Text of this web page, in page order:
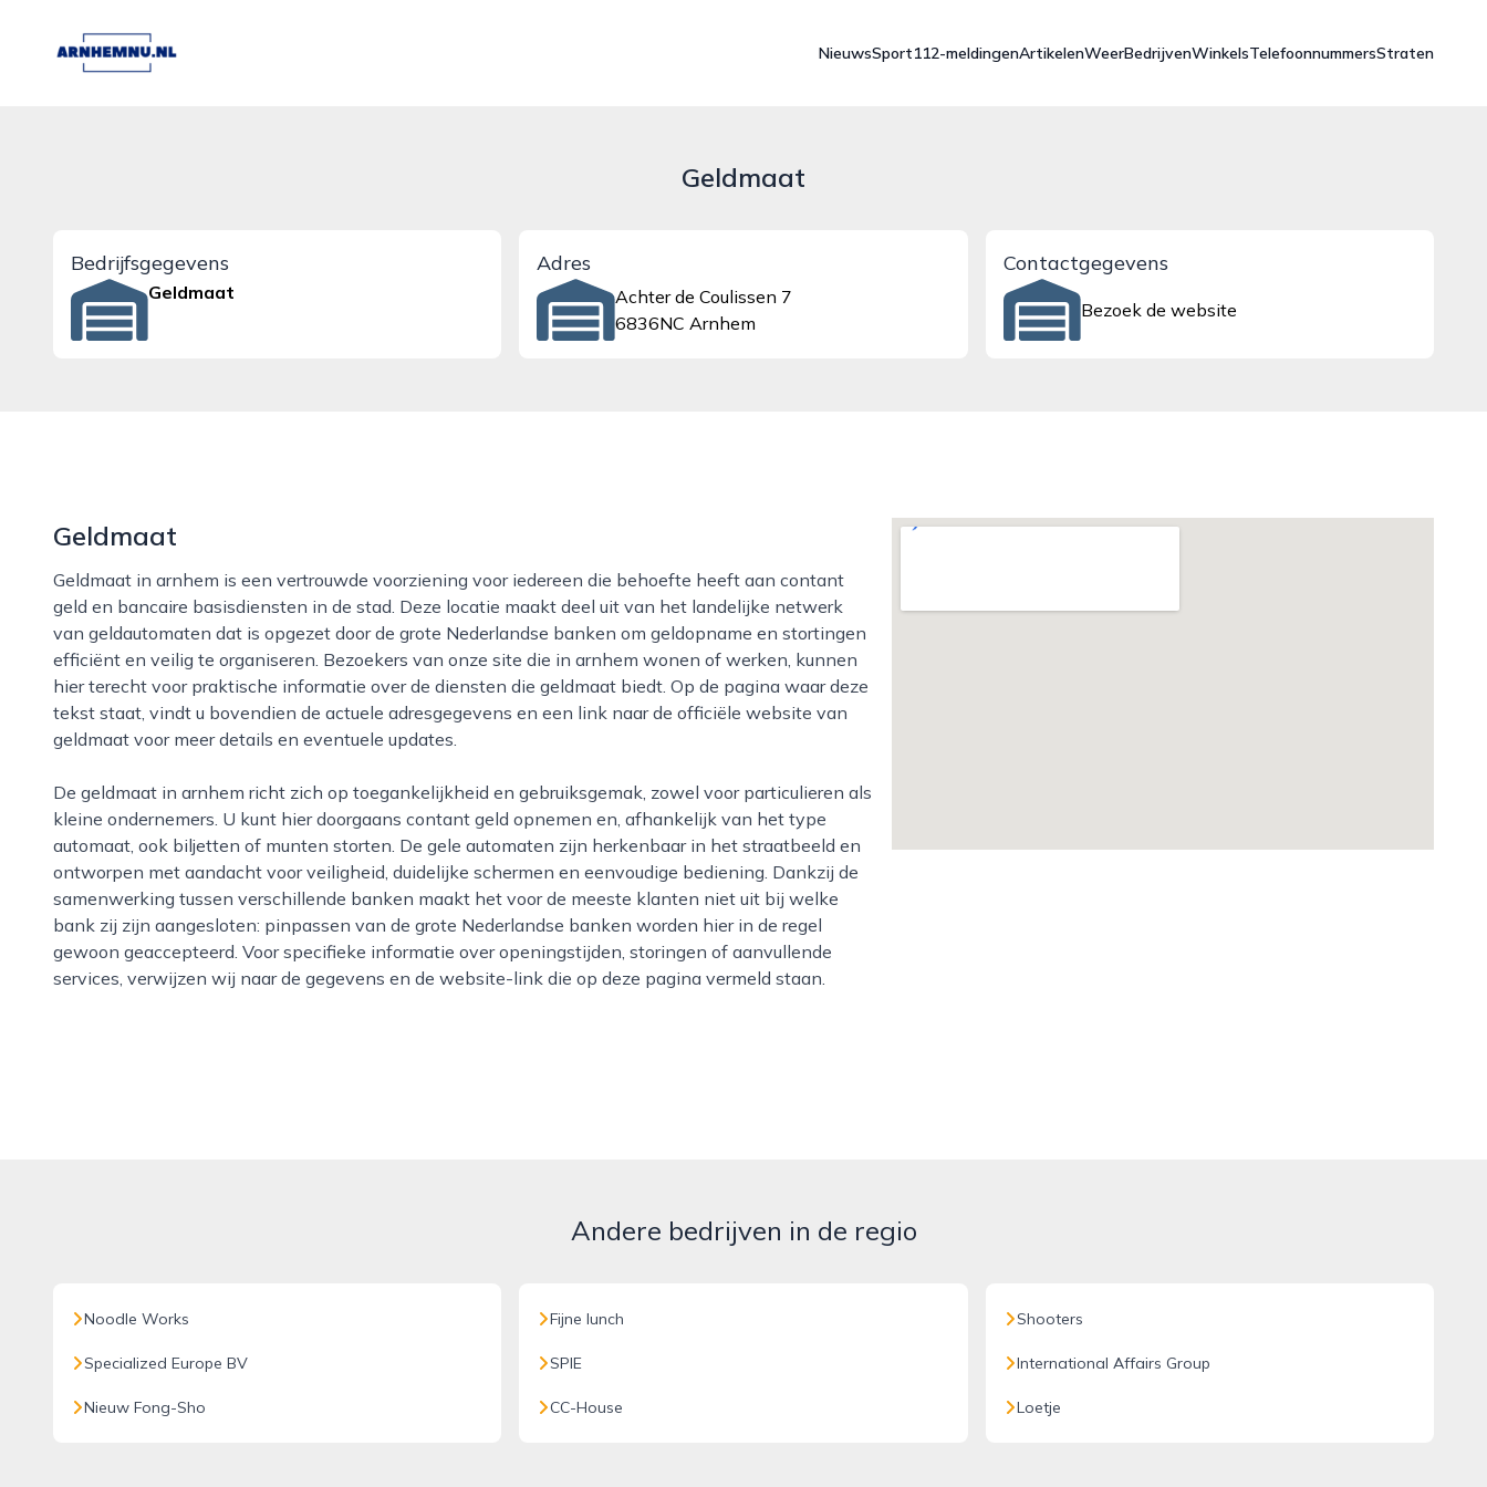
arnhemnu.nl
NieuwsSport112-meldingenArtikelenWeerBedrijvenWinkelsTelefoonnummersStraten
Geldmaat
Bedrijfsgegevens
Geldmaat
Adres
Achter de Coulissen 7
6836NC Arnhem
Contactgegevens
Bezoek de website
Geldmaat
Geldmaat in arnhem is een vertrouwde voorziening voor iedereen die behoefte heeft aan contant
geld en bancaire basisdiensten in de stad. Deze locatie maakt deel uit van het landelijke netwerk
van geldautomaten dat is opgezet door de grote Nederlandse banken om geldopname en stortingen
efficiënt en veilig te organiseren. Bezoekers van onze site die in arnhem wonen of werken, kunnen
hier terecht voor praktische informatie over de diensten die geldmaat biedt. Op de pagina waar deze
tekst staat, vindt u bovendien de actuele adresgegevens en een link naar de officiële website van
geldmaat voor meer details en eventuele updates.
De geldmaat in arnhem richt zich op toegankelijkheid en gebruiksgemak, zowel voor particulieren als
kleine ondernemers. U kunt hier doorgaans contant geld opnemen en, afhankelijk van het type
automaat, ook biljetten of munten storten. De gele automaten zijn herkenbaar in het straatbeeld en
ontworpen met aandacht voor veiligheid, duidelijke schermen en eenvoudige bediening. Dankzij de
samenwerking tussen verschillende banken maakt het voor de meeste klanten niet uit bij welke
bank zij zijn aangesloten: pinpassen van de grote Nederlandse banken worden hier in de regel
gewoon geaccepteerd. Voor specifieke informatie over openingstijden, storingen of aanvullende
services, verwijzen wij naar de gegevens en de website-link die op deze pagina vermeld staan.
Andere bedrijven in de regio
Noodle Works
Specialized Europe BV
Nieuw Fong-Sho
Fijne lunch
SPIE
CC-House
Shooters
International Affairs Group
Loetje